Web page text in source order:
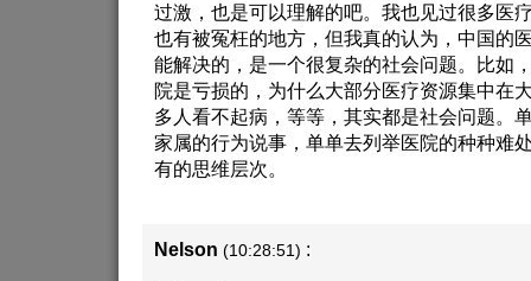
过激，也是可以理解的吧。我也见过很多医
也有被冤枉的地方，但我真的认为，中国的
能解决的，是一个很复杂的社会问题。比如
院是亏损的，为什么大部分医疗资源集中在
多人看不起病，等等，其实都是社会问题。
家属的行为说事，单单去列举医院的种种难
有的思维层次。
Nelson (10:28:51) :